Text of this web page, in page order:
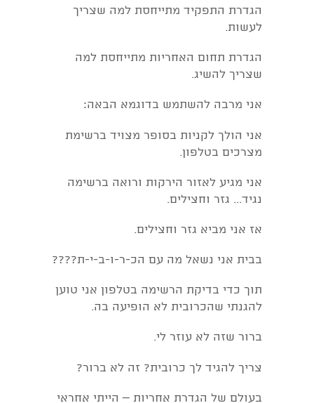
הגדרת התפקיד מתייחסת למה שצריך
לעשות.
הגדרת תחום האחריות מתייחסת למה
שצריך להשיג.
אני מרבה להשתמש בדוגמא הבאה:
אני הולך לקניות בסופר מצויד ברשימת
מצרכים בטלפון.
אני מגיע לאזור הירקות ורואה ברשימה
נגיד... גזר וחצילים.
אז אני מביא גזר וחצילים.
בבית אני נשאל מה עם הכ-ר-ו-ב-י-ת????
תוך כדי בדיקת הרשימה בטלפון אני טוען
להגנתי שהכרובית לא הופיעה בה.
ברור שזה לא עוזר לי.
צריך להגיד לך כרובית? זה לא ברור?
בעולם של הגדרת אחריות – הייתי אחראי